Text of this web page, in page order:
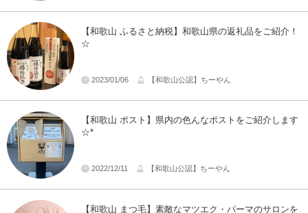
【和歌山 ふるさと納税】和歌山県の返礼品をご紹介！
☆
2023/01/06 【和歌山公認】ちーやん
【和歌山 ポスト】県内の色んなポストをご紹介します
☆*
2022/12/11 【和歌山公認】ちーやん
【和歌山 まつ毛】素敵なマツエク・パーマのサロンを